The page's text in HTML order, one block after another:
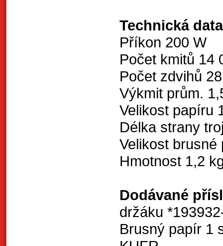
Technická
Příkon 200 W
Počet kmitů 14
Počet zdvihů
Výkmit prům.
Velikost papíru
Délka strany
Velikost brusné
Hmotnost 1,2
Dodávané
držáku
Brusný papír 1